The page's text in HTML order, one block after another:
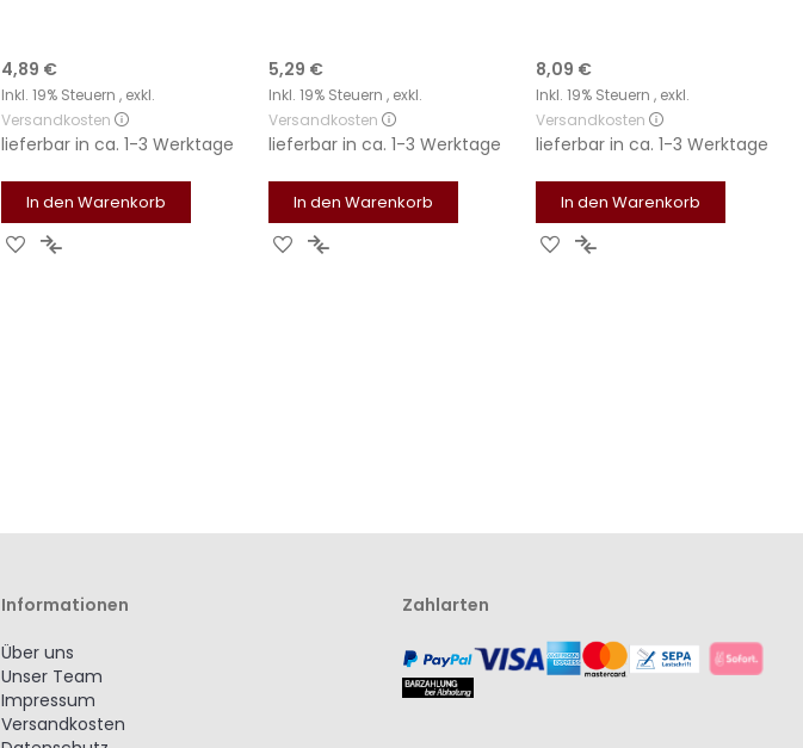
4,89 €
Inkl. 19% Steuern , exkl.
Versandkosten
lieferbar in ca. 1-3 Werktage
In den Warenkorb
Zur Zur
5,29 €
Inkl. 19% Steuern , exkl.
Versandkosten
lieferbar in ca. 1-3 Werktage
In den Warenkorb
Zur Zur
8,09 €
Inkl. 19% Steuern , exkl.
Versandkosten
lieferbar in ca. 1-3 Werktage
In den Warenkorb
Zur Zur
Informationen
Über uns
Unser Team
Impressum
Versandkosten
Zahlarten